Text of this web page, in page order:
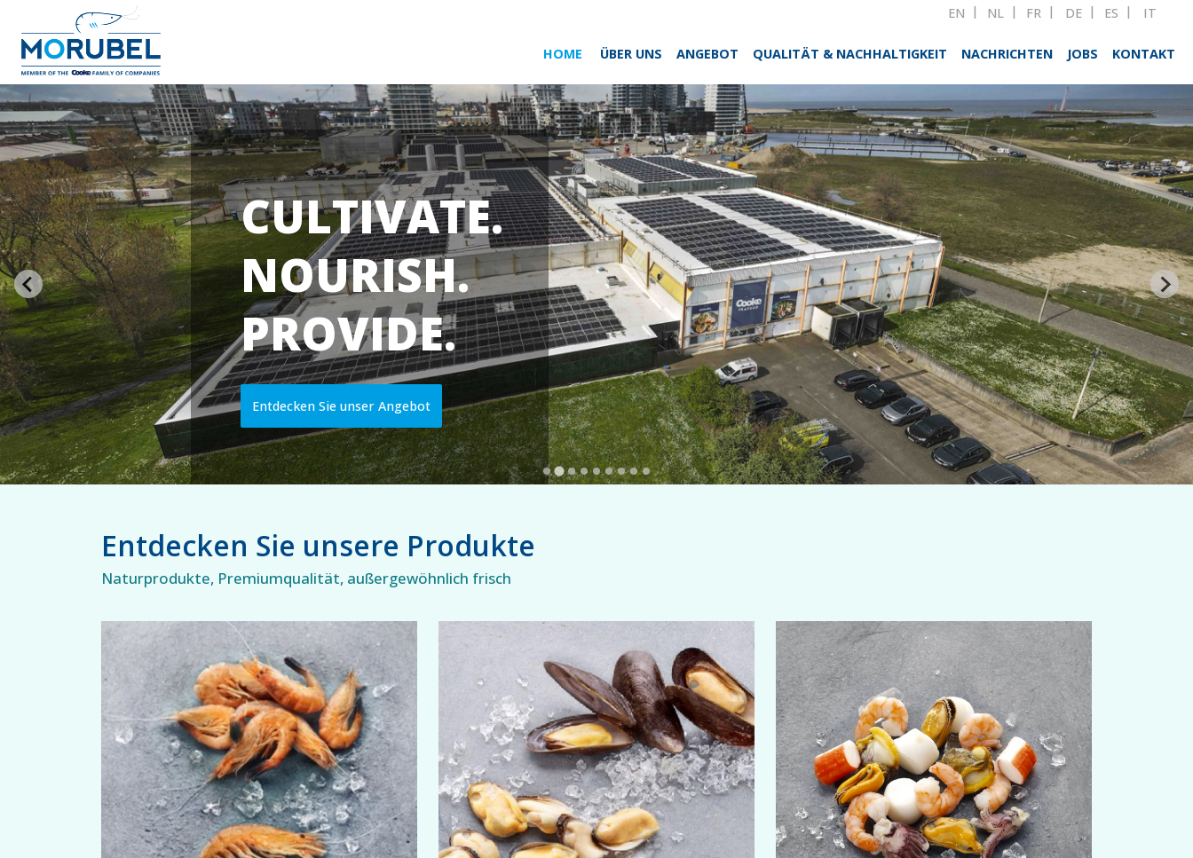
HOME ÜBER UNS ANGEBOT QUALITÄT & NACHHALTIGKEIT NACHRICHTEN JOBS KONTAKT
EN NL FR DE ES IT
CULTIVATE.
NOURISH.
PROVIDE.
Entdecken Sie unser Angebot
Entdecken Sie unsere Produkte
Naturprodukte, Premiumqualität, außergewöhnlich frisch